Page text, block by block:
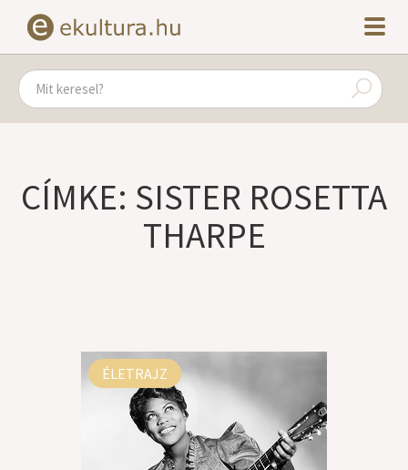
CÍMKE: SISTER ROSETTA
THARPE
ÉLETRAJZ